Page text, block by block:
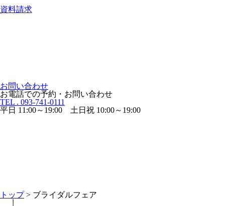
資料請求
お問い合わせ
お電話での予約・お問い合わせ
TEL . 093-741-0111
平日 11:00～19:00 土日祝 10:00～19:00
トップ> ブライダルフェア